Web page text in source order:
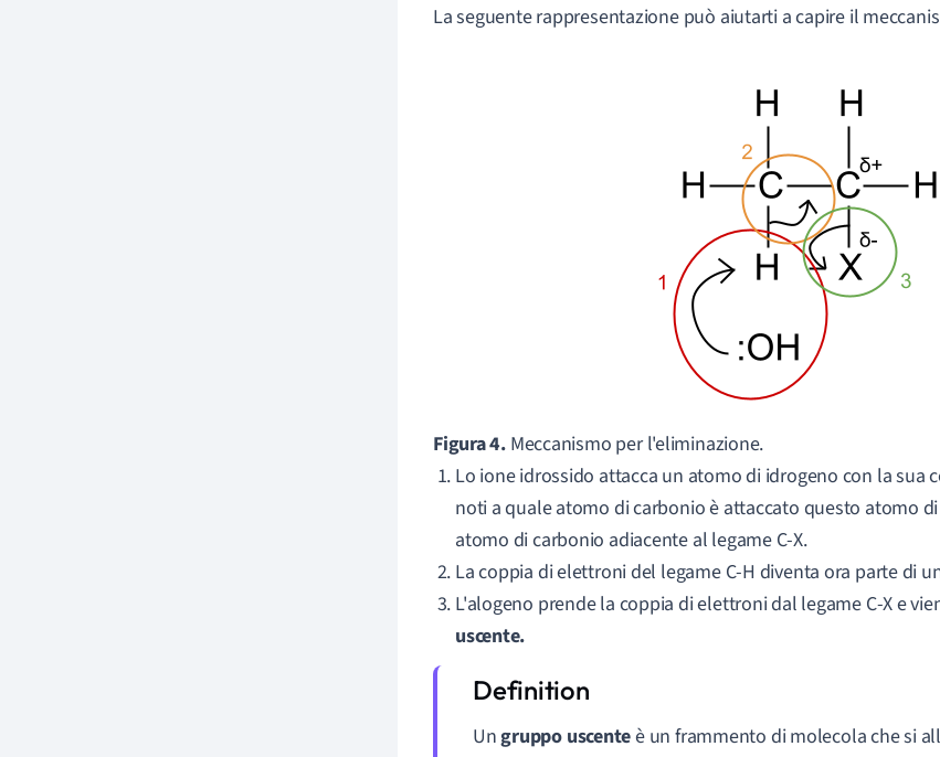
La seguente rappresentazione può aiutarti a capire il
Figura 4. Meccanismo per l'eliminazione.
Lo ione idrossido attacca un atomo di idrogeno con la sua
noti a quale atomo di carbonio è attaccato questo atomo
atomo di carbonio adiacente al legame C-X.
La coppia di elettroni del legame C-H diventa ora parte di
L'alogeno prende la coppia di elettroni dal legame C-X e
uscente.
Un gruppo uscenteè un frammento di molecola che si